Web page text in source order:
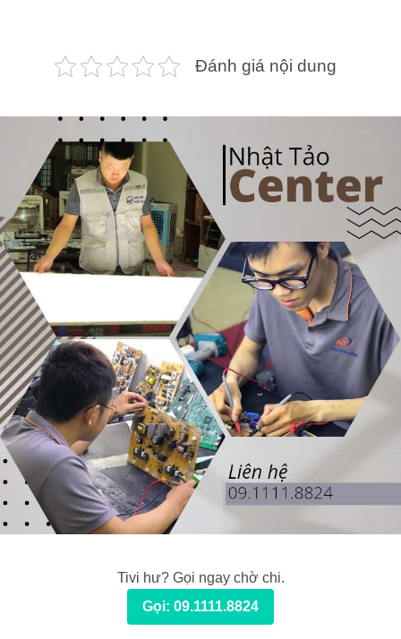
Đánh giá nội dung
Tivi hư? Gọi ngay chờ chi.
Gọi: 09.1111.8824